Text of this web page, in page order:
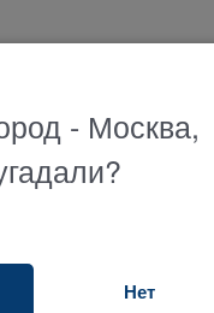
- Москва,
Нет